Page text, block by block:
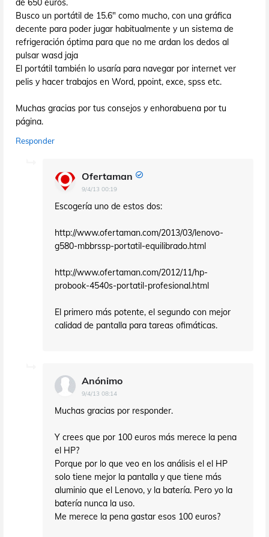
de 650 euros.
Busco un portátil de 15.6" como mucho, con una gráfica
decente para poder jugar habitualmente y un sistema de
refrigeración óptima para que no me ardan los dedos al
pulsar wasd jaja
El portátil también lo usaría para navegar por internet ver
pelis y hacer trabajos en Word, ppoint, exce, spss etc.
Muchas gracias por tus consejos y enhorabuena por tu
página.
Responder
Ofertaman
9/4/13 00:19
Escogería uno de estos dos:
http://www.ofertaman.com/2013/03/lenovo-
g580-mbbrssp-portatil-equilibrado.html
http://www.ofertaman.com/2012/11/hp-
probook-4540s-portatil-profesional.html
El primero más potente, el segundo con mejor
calidad de pantalla para tareas ofimáticas.
Anónimo
9/4/13 08:14
Muchas gracias por responder.
Y crees que por 100 euros más merece la pena
el HP?
Porque por lo que veo en los análisis el el HP
solo tiene mejor la pantalla y que tiene más
aluminio que el Lenovo, y la batería. Pero yo la
batería nunca la uso.
Me merece la pena gastar esos 100 euros?